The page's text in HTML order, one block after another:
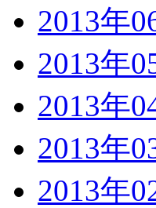
2013年
2013年
2013年
2013年
2013年